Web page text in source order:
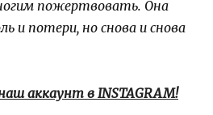
пожертвовать. Она
и потери, но снова и снова
аккаунт в INSTAGRAM!